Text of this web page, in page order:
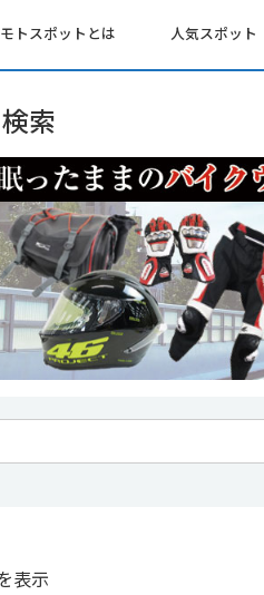
モトスポットとは 人気スポット
検索
表示